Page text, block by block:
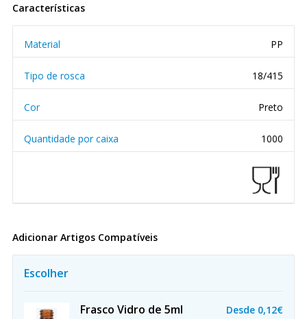
Características
Material PP
Tipo de rosca 18/415
Cor Preto
Quantidade por caixa 1000
Adicionar Artigos Compatíveis
Escolher
Frasco Vidro de 5ml
Desde 0,12€